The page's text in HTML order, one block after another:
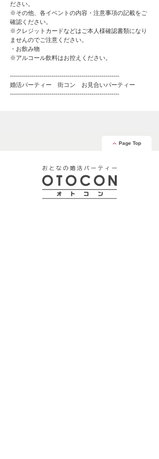
ださい。
※その他、各イベントの内容・注意事項の記載をご
確認ください。
※クレジットカードなどはご本人様確認書類になり
ませんのでご注意ください。
・お飲み物
※アルコール飲料はお控えください。
-------------------------------------------------------
婚活パーティー 街コン お見合いパーティー
-------------------------------------------------------
Page Top